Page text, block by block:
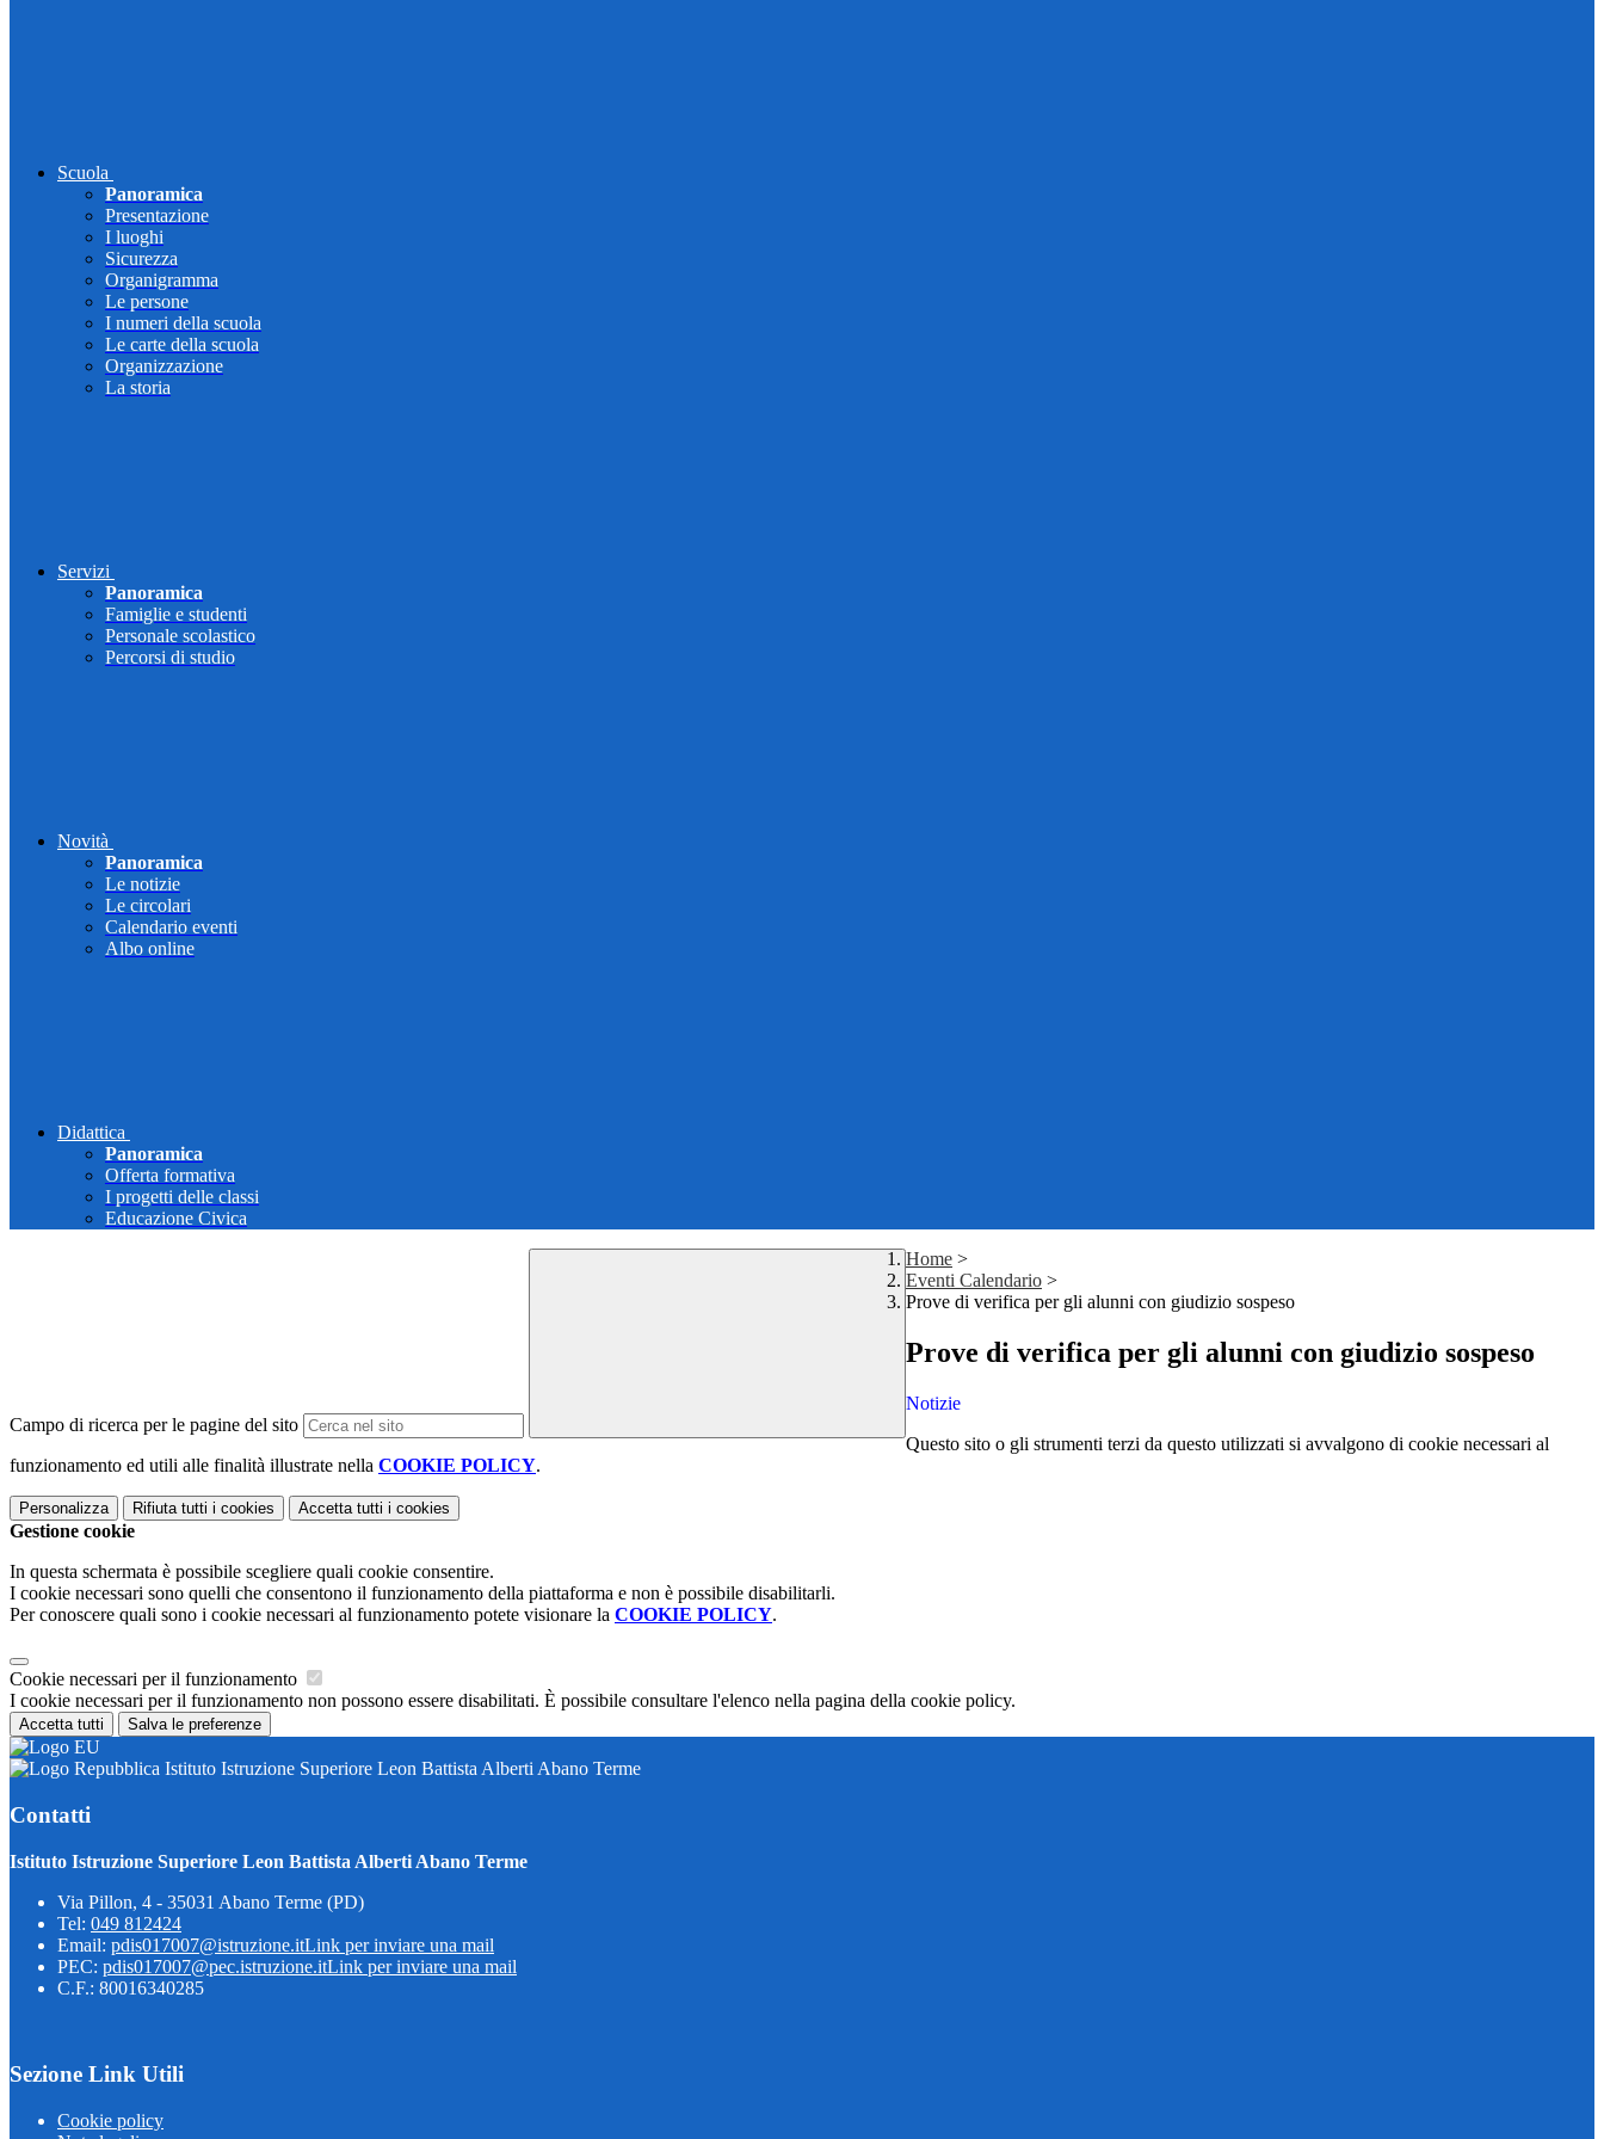
Scuola
Panoramica
Presentazione
I luoghi
Sicurezza
Organigramma
Le persone
I numeri della scuola
Le carte della scuola
Organizzazione
La storia
Servizi
Panoramica
Famiglie e studenti
Personale scolastico
Percorsi di studio
Novità
Panoramica
Le notizie
Le circolari
Calendario eventi
Albo online
Didattica
Panoramica
Offerta formativa
I progetti delle classi
Educazione Civica
Campo di ricerca per le pagine del sito
Home >
Eventi Calendario >
Prove di verifica per gli alunni con giudizio sospeso
Prove di verifica per gli alunni con giudizio sospeso
Notizie
Questo sito o gli strumenti terzi da questo utilizzati si avvalgono di cookie necessari al
funzionamento ed utili alle finalità illustrate nella COOKIE POLICY.
Personalizza Rifiuta tutti i cookies Accetta tutti i cookies
Gestione cookie
In questa schermata è possibile scegliere quali cookie consentire.
I cookie necessari sono quelli che consentono il funzionamento della piattaforma e non è possibile disabilitarli.
Per conoscere quali sono i cookie necessari al funzionamento potete visionare la COOKIE POLICY.
Cookie necessari per il funzionamento
I cookie necessari per il funzionamento non possono essere disabilitati. È possibile consultare l'elenco nella pagina della cookie policy.
Accetta tutti Salva le preferenze
Istituto Istruzione Superiore Leon Battista Alberti Abano Terme
Contatti
Istituto Istruzione Superiore Leon Battista Alberti Abano Terme
Via Pillon, 4 - 35031 Abano Terme (PD)
Tel: 049 812424
Email: pdis017007@istruzione.itLink per inviare una mail
PEC: pdis017007@pec.istruzione.itLink per inviare una mail
C.F.: 80016340285
Sezione Link Utili
Cookie policy